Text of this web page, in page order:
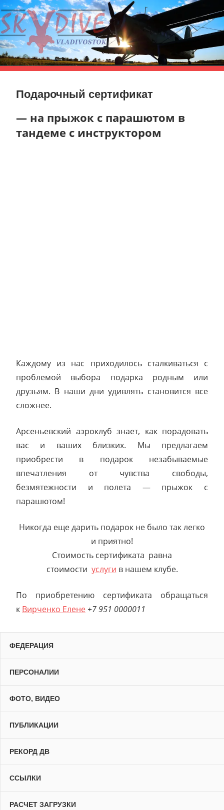
Skip
to
content
Vladivostok
skydiveПодарочный сертификат
— на прыжок с парашютом в
тандеме с инструктором
Каждому из нас приходилось сталкиваться с
проблемой выбора подарка родным или
друзьям. В наши дни удивлять становится все
сложнее.
Арсеньевский аэроклуб знает, как порадовать
вас и ваших близких. Мы предлагаем
приобрести в подарок незабываемые
впечатления от чувства свободы,
безмятежности и полета — прыжок с
парашютом!
Никогда еще дарить подарок не было так легко
и приятно!
Стоимость сертификата равна
стоимости услуги в нашем клубе.
По приобретению сертификата обращаться
к Вирченко Елене +7 951 0000011
ФЕДЕРАЦИЯ
ПЕРСОНАЛИИ
ФОТО, ВИДЕО
ПУБЛИКАЦИИ
РЕКОРД ДВ
ССЫЛКИ
РАСЧЕТ ЗАГРУЗКИ